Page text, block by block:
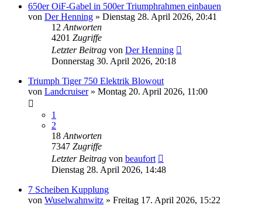
650er OiF-Gabel in 500er Triumphrahmen einbauen
von Der Henning » Dienstag 28. April 2026, 20:41
12 Antworten
4201 Zugriffe
Letzter Beitrag von Der Henning
Donnerstag 30. April 2026, 20:18
Triumph Tiger 750 Elektrik Blowout
von Landcruiser» Montag 20. April 2026, 11:00
1
2
18 Antworten
7347 Zugriffe
Letzter Beitrag von beaufort
Dienstag 28. April 2026, 14:48
7 Scheiben Kupplung
von Wuselwahnwitz » Freitag 17. April 2026, 15:22